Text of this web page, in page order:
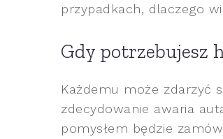
przypadkach, dlaczego
Gdy potrzebujesz
Każdemu może zdarzyć
zdecydowanie awaria
pomysłem będzie